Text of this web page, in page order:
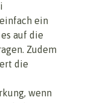
ein
auf die
Zudem
die
wenn